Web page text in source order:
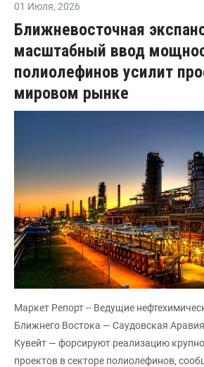
01 Июля, 2026
Ближневосточная
масштабный ввод
полиолефинов усилит
мировом рынке
Маркет Репорт -- Ведущие
Ближнего Востока — Саудовская
Кувейт — форсируют реализацию
проектов в секторе полиолефинов,